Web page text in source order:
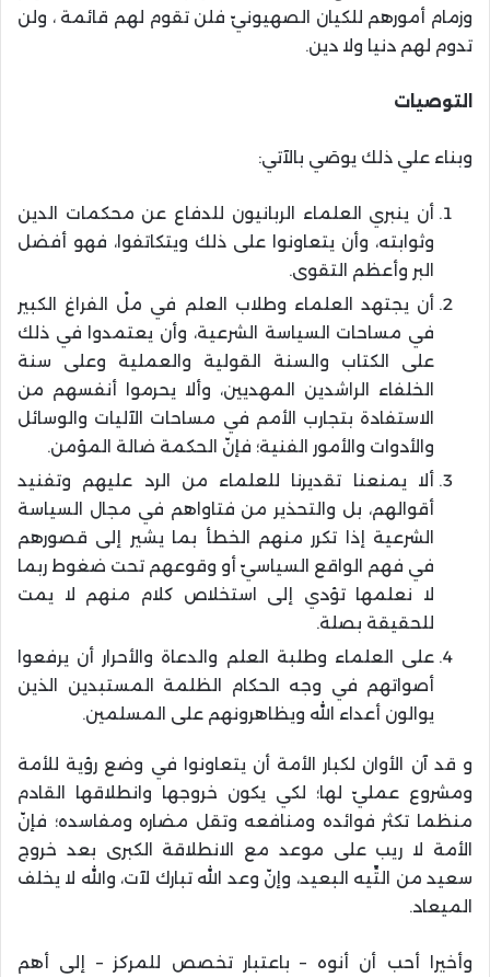
وزمام أمورهم للكيان الصهيونيّ فلن تقوم لهم قائمة ، ولن
تدوم لهم دنيا ولا دين.
التوصيات
وبناء علي ذلك يوصَي بالآتي:
أن ينبري العلماء الربانيون للدفاع عن محكمات الدين
وثوابته، وأن يتعاونوا على ذلك ويتكاتفوا، فهو أفضل
البر وأعظم التقوى.
أن يجتهد العلماء وطلاب العلم في ملْ الفراغ الكبير
في مساحات السياسة الشرعية، وأن يعتمدوا في ذلك
على الكتاب والسنة القولية والعملية وعلى سنة
الخلفاء الراشدين المهديين، وألا يحرموا أنفسهم من
الاستفادة بتجارب الأمم في مساحات الآليات والوسائل
والأدوات والأمور الفنية؛ فإنّ الحكمة ضالة المؤمن.
ألا يمنعنا تقديرنا للعلماء من الرد عليهم وتفنيد
أقوالهم، بل والتحذير من فتاواهم في مجال السياسة
الشرعية إذا تكرر منهم الخطأ بما يشير إلى قصورهم
في فهم الواقع السياسيّ أو وقوعهم تحت ضغوط ربما
لا نعلمها تؤدي إلى استخلاص كلام منهم لا يمت
للحقيقة بصلة.
على العلماء وطلبة العلم والدعاة والأحرار أن يرفعوا
أصواتهم في وجه الحكام الظلمة المستبدين الذين
يوالون أعداء الله ويظاهرونهم على المسلمين.
و قد آن الأوان لكبار الأمة أن يتعاونوا في وضع رؤية للأمة
ومشروع عمليّ لها؛ لكي يكون خروجها وانطلاقها القادم
منظما تكثر فوائده ومنافعه وتقل مضاره ومفاسده؛ فإنّ
الأمة لا ريب على موعد مع الانطلاقة الكبرى بعد خروج
سعيد من التِّيه البعيد، وإنّ وعد الله تبارك لآت، والله لا يخلف
الميعاد.
وأخيرا أحب أن أنوه – باعتبار تخصص للمركز – إلى أهم